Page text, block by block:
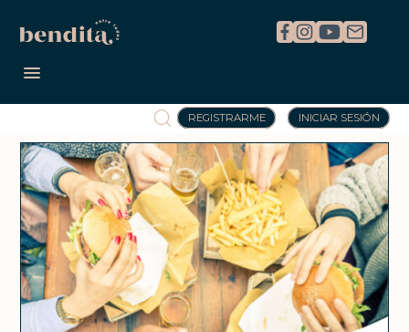
REGISTRARME INICIAR SESIÓN